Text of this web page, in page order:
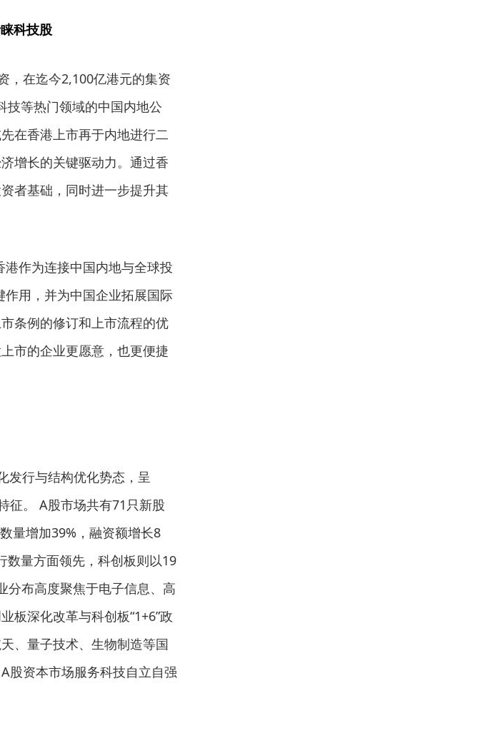
科技股
，在迄今2,100亿港元的集资
技等热门领域的中国内地公
在香港上市再于内地进行二
增长的关键驱动力。通过香
者基础，同时进一步提升其
作为连接中国内地与全球投
作用，并为中国企业拓展国际
条例的修订和上市流程的优
市的企业更愿意，也更便捷
发行与结构优化势态，呈
征。 A股市场共有71只新股
量增加39%，融资额增长8
数量方面领先，科创板则以19
分布高度聚焦于电子信息、高
板深化改革与科创板“1+6”政
、量子技术、生物制造等国
股资本市场服务科技自立自强